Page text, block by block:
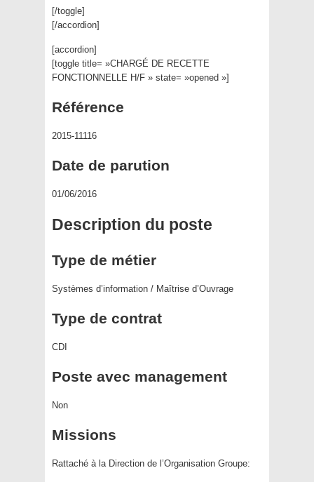
[/toggle]
[/accordion]
[accordion]
[toggle title= »CHARGÉ DE RECETTE
FONCTIONNELLE H/F » state= »opened »]
Référence
2015-11116
Date de parution
01/06/2016
Description du poste
Type de métier
Systèmes d’information / Maîtrise d’Ouvrage
Type de contrat
CDI
Poste avec management
Non
Missions
Rattaché à la Direction de l’Organisation Groupe: